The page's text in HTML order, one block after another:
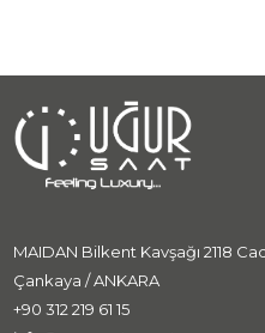
MAIDAN Bilkent Kavşağı 2118
Çankaya / ANKARA
+90 312 219 61 15